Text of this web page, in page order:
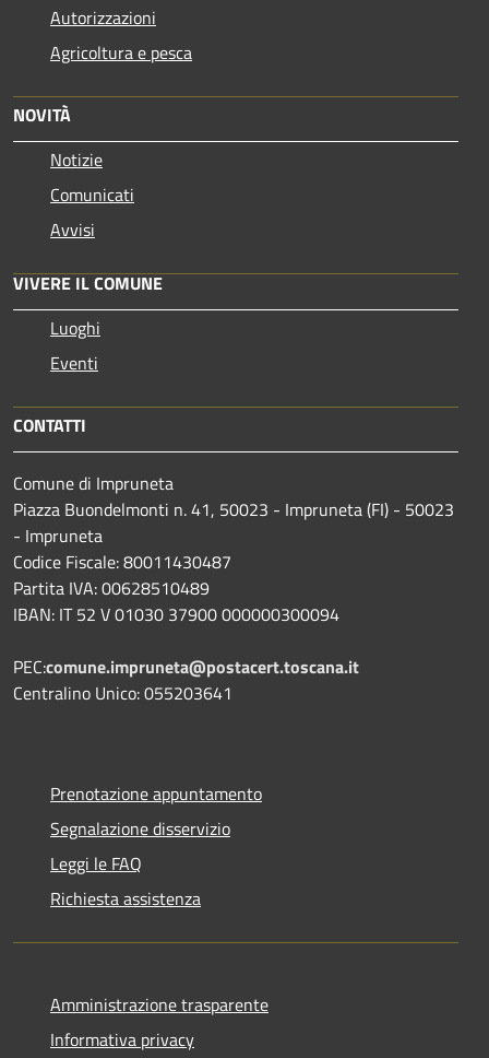
Autorizzazioni
Agricoltura e pesca
NOVITÀ
Notizie
Comunicati
Avvisi
VIVERE IL COMUNE
Luoghi
Eventi
CONTATTI
Comune di Impruneta
Piazza Buondelmonti n. 41, 50023 - Impruneta (FI) - 50023
- Impruneta
Codice Fiscale: 80011430487
Partita IVA: 00628510489
IBAN: IT 52 V 01030 37900 000000300094
PEC:comune.impruneta@postacert.toscana.it
Centralino Unico: 055203641
Prenotazione appuntamento
Segnalazione disservizio
Leggi le FAQ
Richiesta assistenza
Amministrazione trasparente
Informativa privacy